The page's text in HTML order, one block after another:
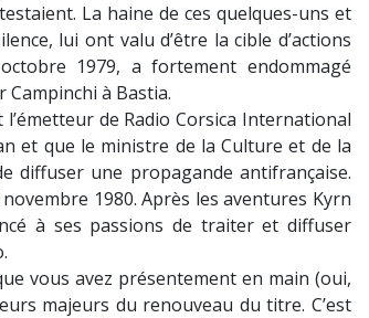
La haine de ces quelques-uns et
lui ont valu d’être la cible d’actions
1979, a fortement endommagé
Campinchi à Bastia.
l’émetteur de Radio Corsica International
et que le ministre de la Culture et de la
diffuser une propagande antifrançaise.
1980. Après les aventures Kyrn
à ses passions de traiter et diffuser
vous avez présentement en main (oui,
majeurs du renouveau du titre. C’est